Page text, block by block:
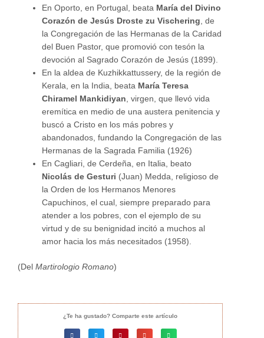
En Oporto, en Portugal, beata María del Divino
Corazón de Jesús Droste zu Vischering, de
la Congregación de las Hermanas de la Caridad
del Buen Pastor, que promovió con tesón la
devoción al Sagrado Corazón de Jesús (1899).
En la aldea de Kuzhikkattussery, de la región de
Kerala, en la India, beata María Teresa
Chiramel Mankidiyan, virgen, que llevó vida
eremítica en medio de una austera penitencia y
buscó a Cristo en los más pobres y
abandonados, fundando la Congregación de las
Hermanas de la Sagrada Familia (1926)
En Cagliari, de Cerdeña, en Italia, beato
Nicolás de Gesturi (Juan) Medda, religioso de
la Orden de los Hermanos Menores
Capuchinos, el cual, siempre preparado para
atender a los pobres, con el ejemplo de su
virtud y de su benignidad incitó a muchos al
amor hacia los más necesitados (1958).
(Del Martirologio Romano)
¿Te ha gustado? Comparte este artículo